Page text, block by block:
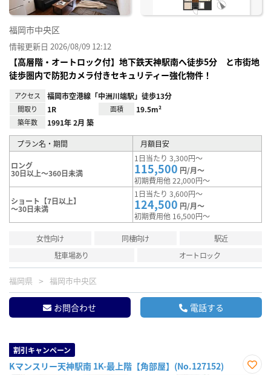
福岡市中央区
情報更新日 2026/08/09 12:12
【高層階・オートロック付】地下鉄天神駅南へ徒歩5分 と市街地
徒歩圏内で防犯カメラ付きセキュリティー強化物件！
アクセス 福岡市空港線「中洲川端駅」徒歩13分
間取り 1R 面積 19.5m²
築年数 1991年 2月 築
プラン名・期間 月額目安
ロング
30日以上～360日未満
1日当たり 3,300円～
115,500 円/月～
初期費用他 22,000円～
ショート【7日以上】
～30日未満
1日当たり 3,600円～
124,500 円/月～
初期費用他 16,500円～
女性向け 同棲向け
駅近
駐車場あり
オートロック
福岡県 福岡市中央区
お問合わせ 電話する
割引キャンペーン
Kマンスリー天神駅南 1K-最上階【角部屋】(No.127152)